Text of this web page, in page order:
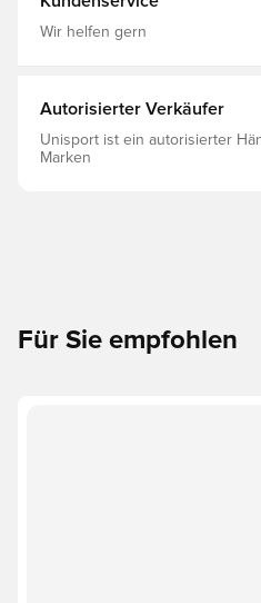
Wir helfen gern
Autorisierter Verkäufer
Unisport ist ein autorisierter
Marken
Für Sie empfohlen